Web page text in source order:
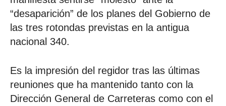
“desaparición” de los planes del Gobierno de
las tres rotondas previstas en la antigua
nacional 340.
Es la impresión del regidor tras las últimas
reuniones que ha mantenido tanto con la
Dirección General de Carreteras como con el